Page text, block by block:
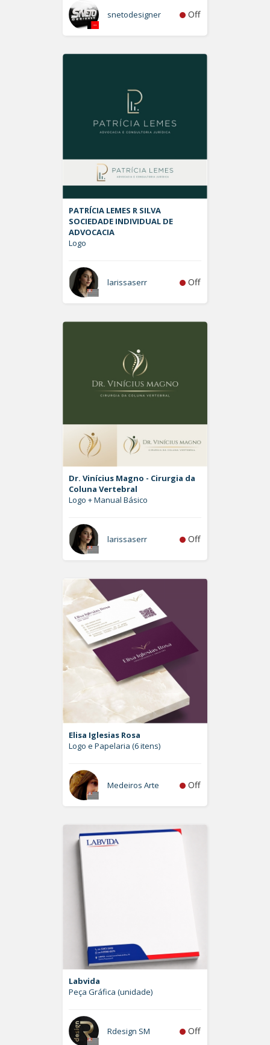
snetodesigner Off
PATRÍCIA LEMES R SILVA
SOCIEDADE INDIVIDUAL DE
ADVOCACIA
Logo
larissaserr Off
Dr. Vinícius Magno - Cirurgia da
Coluna Vertebral
Logo + Manual Básico
larissaserr Off
Elisa Iglesias Rosa
Logo e Papelaria (6 itens)
Medeiros Arte Off
Labvida
Peça Gráfica (unidade)
Rdesign SM Off